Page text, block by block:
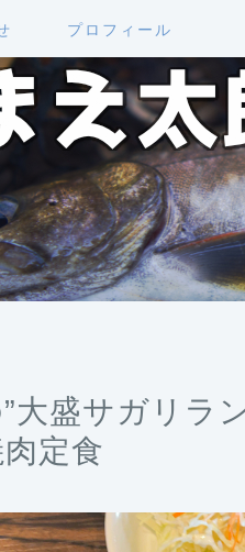
プロフィール
”大盛サガリラ
定食